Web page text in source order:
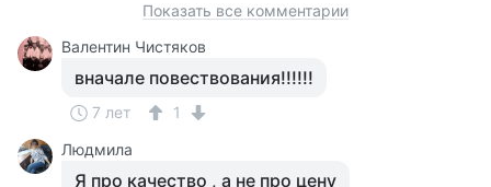
Показать все комментарии
Валентин Чистяков
вначале повествования!!!!!!
7 лет
1
Людмила
Я про качество , а не про цену